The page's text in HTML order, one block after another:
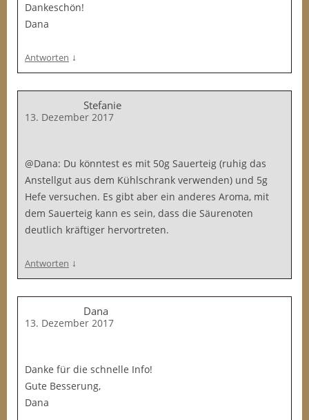
Dankeschön!
Dana
Antworten ↓
Stefanie
13. Dezember 2017
@Dana: Du könntest es mit 50g Sauerteig (ruhig das
Anstellgut aus dem Kühlschrank verwenden) und 5g
Hefe versuchen. Es gibt aber ein anderes Aroma, mit
dem Sauerteig kann es sein, dass die Säurenoten
deutlich kräftiger hervortreten.
Antworten ↓
Dana
13. Dezember 2017
Danke für die schnelle Info!
Gute Besserung,
Dana